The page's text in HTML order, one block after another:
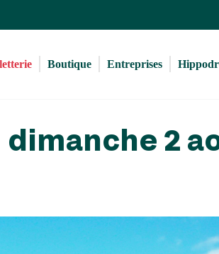
au
principal
Boutique Entreprises
2